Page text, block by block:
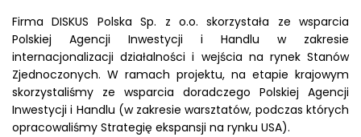
Firma DISKUS Polska Sp. z o.o. skorzystała ze wsparcia
Polskiej Agencji Inwestycji i Handlu w zakresie
internacjonalizacji działalności i wejścia na rynek Stanów
Zjednoczonych. W ramach projektu, na etapie krajowym
skorzystaliśmy ze wsparcia doradczego Polskiej Agencji
Inwestycji i Handlu (w zakresie warsztatów, podczas których
opracowaliśmy Strategię ekspansji na rynku USA).